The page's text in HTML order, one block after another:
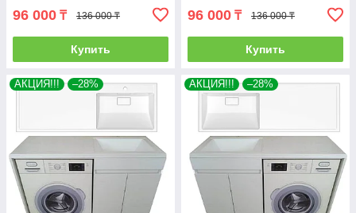
96 000 ₸ 136 000 ₸
Купить
96 000 ₸ 136 000 ₸
Купить
АКЦИЯ!!! –28% АКЦИЯ!!! –28%